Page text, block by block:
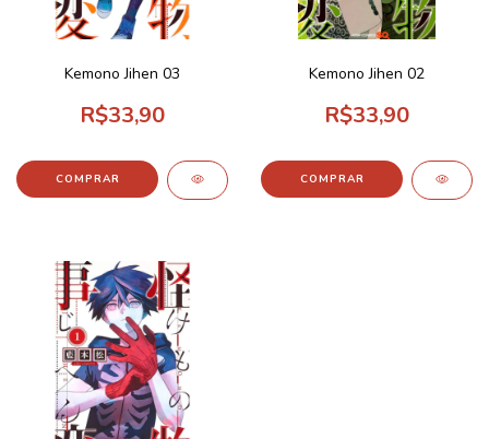
Kemono Jihen 03
R$33,90
Kemono Jihen 02
R$33,90